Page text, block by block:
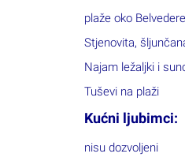
plaže oko
Stjenovita,
Najam ležaljki i
Tuševi na plaži
Kućni ljubimci:
nisu dozvoljeni